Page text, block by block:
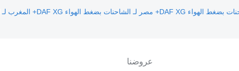
بضغط الهواء DAF XG+ مصر لـ الشاحنات بضغط الهواء DAF XG+ المغرب لـ الشاحنات
عروضنا